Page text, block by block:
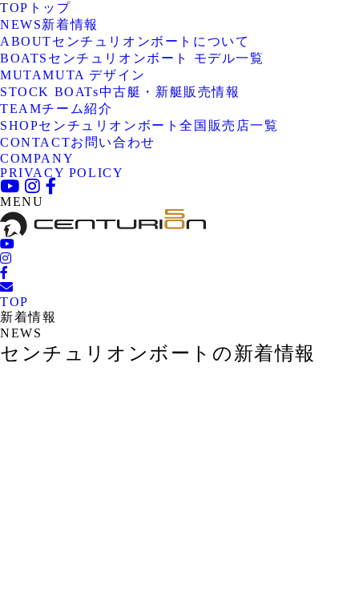
TOP トップ
NEWS新着情報
ABOUTセンチュリオンボートについて
BOATS センチュリオンボート モデル一覧
MUTAMUTA デザイン
STOCK BOATs中古艇・新艇販売情報
TEAMチーム紹介
SHOPセンチュリオンボート全国販売店一覧
CONTACTお問い合わせ
COMPANY
PRIVACY POLICY
MENU
TOP
新着情報
NEWS
センチュリオンボートの新着情報